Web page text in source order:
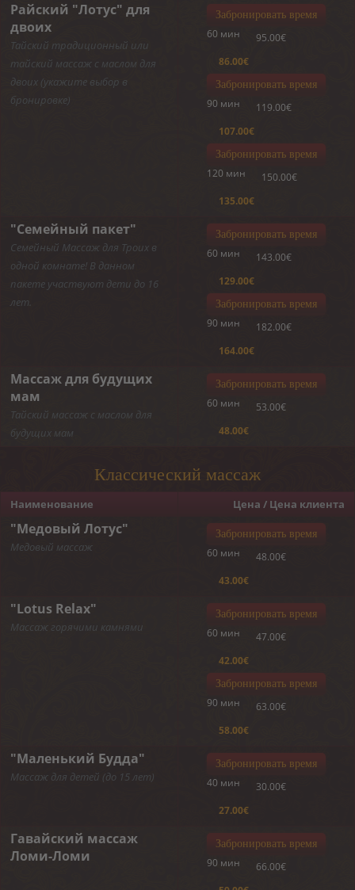
Райский "Лотус" для
двоих
Тайский традиционный или
тайский массаж с маслом для
двоих (укажите выбор в
бронировке)
Забронировать время
60 мин
95.00€
86.00€
Забронировать время
90 мин
119.00€
107.00€
Забронировать время
120 мин
150.00€
135.00€
"Семейный пакет"
Семейный Массаж для Троих в
одной комнате! В данном
пакете участвуют дети до 16
лет.
Забронировать время
60 мин
143.00€
129.00€
Забронировать время
90 мин
182.00€
164.00€
Массаж для будущих
мам
Тайский массаж с маслом для
будущих мам
Забронировать время
60 мин
53.00€
48.00€
Классический массаж
Наименование Цена / Цена клиента
"Медовый Лотус"
Медовый массаж
Забронировать время
60 мин
48.00€
43.00€
"Lotus Relax"
Массаж горячими камнями
Забронировать время
60 мин
47.00€
42.00€
Забронировать время
90 мин
63.00€
58.00€
"Маленький Будда"
Массаж для детей (до 15 лет)
Забронировать время
40 мин
30.00€
27.00€
Гавайский массаж
Ломи-Ломи
Забронировать время
90 мин
66.00€